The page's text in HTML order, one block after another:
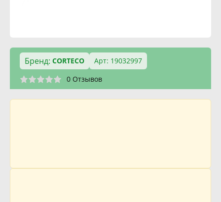
Бренд: CORTECO
Арт: 19032997
0 Отзывов